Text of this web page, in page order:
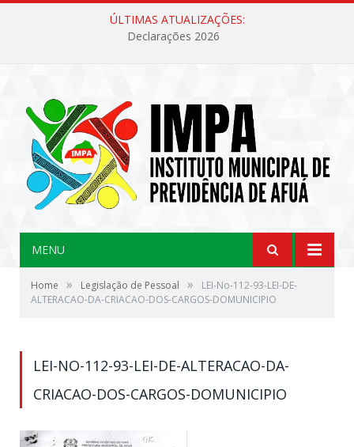
ÚLTIMAS ATUALIZAÇÕES:
Declarações 2026
MENU
Home » Legislação de Pessoal »
LEI-No-112-93-LEI-DE-
ALTERACAO-DA-CRIACAO-DOS-CARGOS-DOMUNICIPIO
LEI-NO-112-93-LEI-DE-ALTERACAO-DA-
CRIACAO-DOS-CARGOS-DOMUNICIPIO